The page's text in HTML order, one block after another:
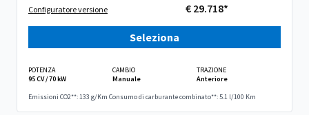
Configuratore versione € 29.718*
Seleziona
POTENZA
95 CV / 70 kW
CAMBIO
Manuale
TRAZIONE
Anteriore
Emissioni CO2**: 133 g/Km Consumo di carburante combinato**: 5.1 l/100 Km